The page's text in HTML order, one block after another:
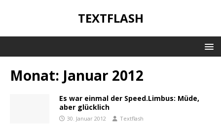
TEXTFLASH
Monat: Januar 2012
Es war einmal der Speed.Limbus: Müde,
aber glücklich
30. Januar 2012 Textflash